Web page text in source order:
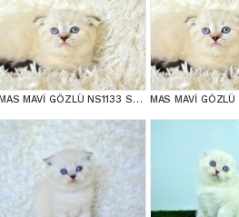
MAS MAVİ GÖZLÜ NS1133 SCOTTİSH FOLD erkek